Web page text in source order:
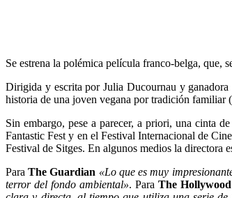
Se estrena la polémica película franco-belga, que,
Dirigida y escrita por Julia Ducournau y
historia de una joven vegana por tradición familiar
Sin embargo, pese a parecer, a priori, una cinta
Fantastic Fest y en el Festival Internacional de
Festival de Sitges. En algunos medios la
ParaThe Guardian «Lo que es muy
terror del fondo ambiental». Para The